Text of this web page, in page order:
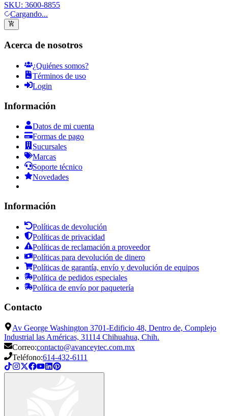
SKU: 3600-8855
Cargando...
Acerca de nosotros
¿Quiénes somos?
Términos de uso
Login
Información
Datos de mi cuenta
Formas de pago
Sucursales
Marcas
Soporte técnico
Novedades
Información
Políticas de devolución
Políticas de privacidad
Políticas de reclamación a proveedor
Políticas para devolución de dinero
Políticas de garantía, envío y devolución de equipos
Política de pedidos especiales
Política de envío por paquetería
Contacto
Av George Washington 3701-Edificio 48, Dentro de, Complejo
Industrial las Américas, 31114 Chihuahua, Chih.
Correo:contacto@avanceytec.com.mx
Teléfono:614-432-6111